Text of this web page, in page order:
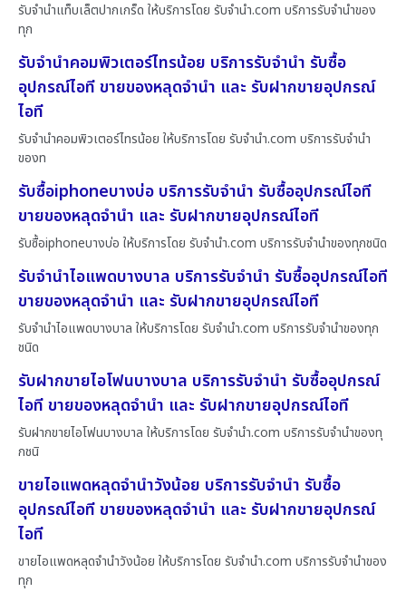
รับจำนำแท็บเล็ตปากเกร็ด ให้บริการโดย รับจํานํา.com บริการรับจำนำของ
ทุก
รับจำนำคอมพิวเตอร์ไทรน้อย บริการรับจำนำ รับซื้อ
อุปกรณ์ไอที ขายของหลุดจำนำ และ รับฝากขายอุปกรณ์
ไอที
รับจำนำคอมพิวเตอร์ไทรน้อย ให้บริการโดย รับจํานํา.com บริการรับจำนำ
ของท
รับซื้อiphoneบางบ่อ บริการรับจำนำ รับซื้ออุปกรณ์ไอที
ขายของหลุดจำนำ และ รับฝากขายอุปกรณ์ไอที
รับซื้อiphoneบางบ่อ ให้บริการโดย รับจํานํา.com บริการรับจำนำของทุกชนิด
รับจำนำไอแพดบางบาล บริการรับจำนำ รับซื้ออุปกรณ์ไอที
ขายของหลุดจำนำ และ รับฝากขายอุปกรณ์ไอที
รับจำนำไอแพดบางบาล ให้บริการโดย รับจํานํา.com บริการรับจำนำของทุก
ชนิด
รับฝากขายไอโฟนบางบาล บริการรับจำนำ รับซื้ออุปกรณ์
ไอที ขายของหลุดจำนำ และ รับฝากขายอุปกรณ์ไอที
รับฝากขายไอโฟนบางบาล ให้บริการโดย รับจํานํา.com บริการรับจำนำของทุ
กชนิ
ขายไอแพดหลุดจำนำวังน้อย บริการรับจำนำ รับซื้อ
อุปกรณ์ไอที ขายของหลุดจำนำ และ รับฝากขายอุปกรณ์
ไอที
ขายไอแพดหลุดจำนำวังน้อย ให้บริการโดย รับจํานํา.com บริการรับจำนำของ
ทุก